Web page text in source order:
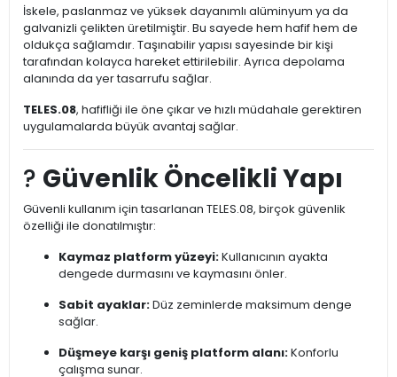
İskele, paslanmaz ve yüksek dayanımlı alüminyum ya da
galvanizli çelikten üretilmiştir. Bu sayede hem hafif hem de
oldukça sağlamdır. Taşınabilir yapısı sayesinde bir kişi
tarafından kolayca hareket ettirilebilir. Ayrıca depolama
alanında da yer tasarrufu sağlar.
TELES.08, hafifliği ile öne çıkar ve hızlı müdahale gerektiren
uygulamalarda büyük avantaj sağlar.
?️ Güvenlik Öncelikli Yapı
Güvenli kullanım için tasarlanan TELES.08, birçok güvenlik
özelliği ile donatılmıştır:
Kaymaz platform yüzeyi:Kullanıcının ayakta
dengede durmasını ve kaymasını önler.
Sabit ayaklar:Düz zeminlerde maksimum denge
sağlar.
Düşmeye karşı geniş platform alanı:Konforlu
çalışma sunar.